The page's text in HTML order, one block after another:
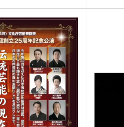
年11月に邦が4場面を
Now」は「カルミ
11月に上演された作品